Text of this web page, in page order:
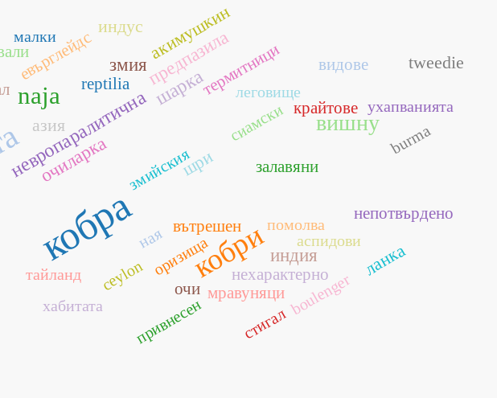
кобра кобри
naja
вишну
невропаралитичнашарка
змия
индия
очиларка
предпазила tweedie
азия
акимушкин
индус
ланка
шри
reptilia
видове
вътрешен
евърглейдс
залавяни
крайтове
мравуняци
непотвърдено
нехарактерно
очи
термитници
boulenger
burma
ceylon
аспидови
змийския
леговище
малки
наяоризища
помолва
привнесен
сиамски
стигал
тайланд
ухапванията
хабитата